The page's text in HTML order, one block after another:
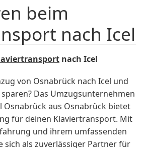
beim
nach Icel
nach Icel
von Osnabrück nach Icel und
Das Umzugsunternehmen
Osnabrück aus Osnabrück bietet
für deinen Klaviertransport. Mit
und ihrem umfassenden
sich als zuverlässiger Partner für